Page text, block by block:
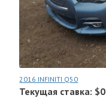
2016 INFINITI Q50
Текущая ставка: $0